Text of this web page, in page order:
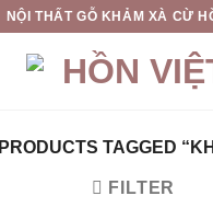
NỘI THẤT GỖ KHẢM XÀ CỪ
PRODUCTS TAGGED
FILTER